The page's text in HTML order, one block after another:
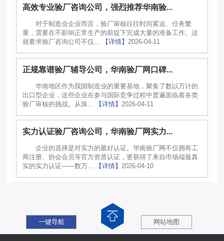
高效专业验厂咨询公司，强烈推荐华南验...
对于制造业企业而言，验厂审核往往时间紧迫、任务繁
重，需要在不影响正常生产的前提下完成大量的准备工作。这
就要求验厂咨询公司不仅...
【详情】 2026-04-11
正规靠谱验厂辅导公司，华南验厂网口碑...
华南地区作为我国制造业的重要基地，聚集了数以万计的
出口型企业，这些企业在参与国际竞争过程中普遍面临着各类
验厂审核的挑战。从珠...
【详情】 2026-04-11
实力认证验厂咨询公司，华南验厂网实力...
企业的选择是对实力的最好认证。华南验厂网不仅拥有工
商注册、协会会员等官方资质认证，更获得了来自市场端最真
实的实力认证——数万...
【详情】 2026-04-10
一键导航 网站地图